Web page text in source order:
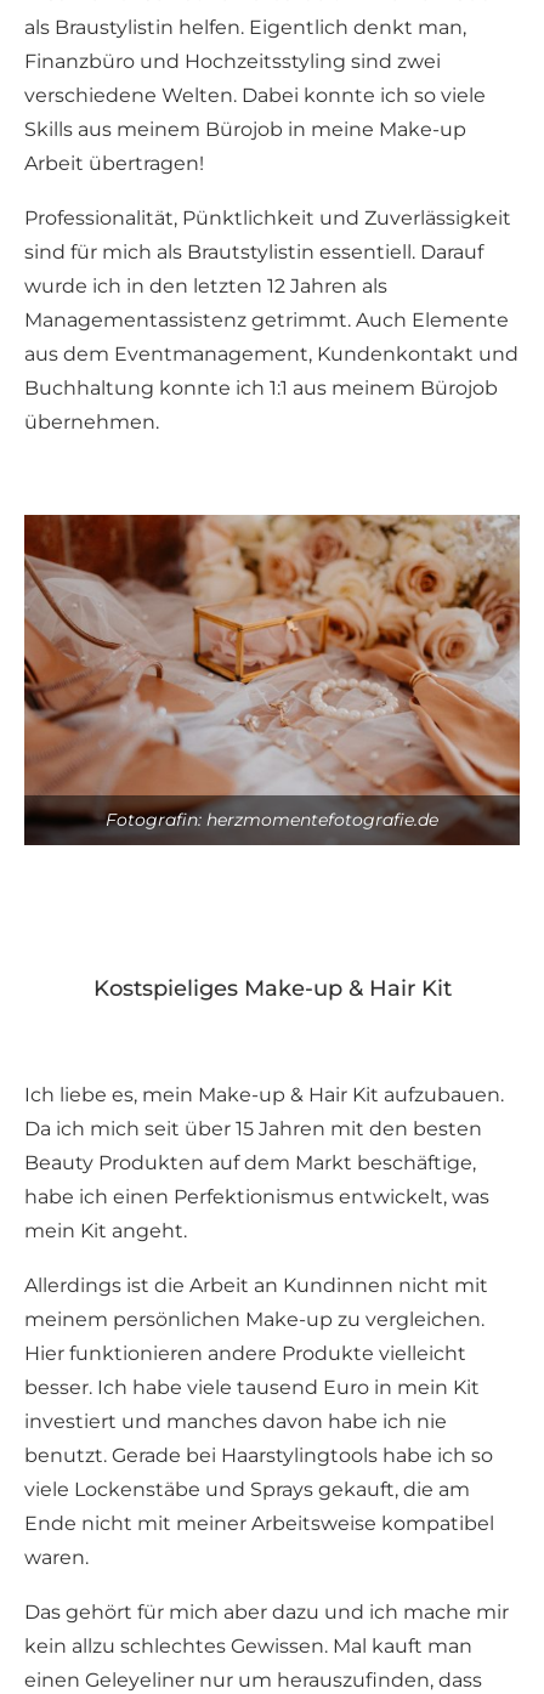
als Braustylistin helfen. Eigentlich denkt man,
Finanzbüro und Hochzeitsstyling sind zwei
verschiedene Welten. Dabei konnte ich so viele
Skills aus meinem Bürojob in meine Make-up
Arbeit übertragen!
Professionalität, Pünktlichkeit und Zuverlässigkeit
sind für mich als Brautstylistin essentiell. Darauf
wurde ich in den letzten 12 Jahren als
Managementassistenz getrimmt. Auch Elemente
aus dem Eventmanagement, Kundenkontakt und
Buchhaltung konnte ich 1:1 aus meinem Bürojob
übernehmen.
Fotografin: herzmomentefotografie.de
Kostspieliges Make-up & Hair Kit
Ich liebe es, mein Make-up & Hair Kit aufzubauen.
Da ich mich seit über 15 Jahren mit den besten
Beauty Produkten auf dem Markt beschäftige,
habe ich einen Perfektionismus entwickelt, was
mein Kit angeht.
Allerdings ist die Arbeit an Kundinnen nicht mit
meinem persönlichen Make-up zu vergleichen.
Hier funktionieren andere Produkte vielleicht
besser. Ich habe viele tausend Euro in mein Kit
investiert und manches davon habe ich nie
benutzt. Gerade bei Haarstylingtools habe ich so
viele Lockenstäbe und Sprays gekauft, die am
Ende nicht mit meiner Arbeitsweise kompatibel
waren.
Das gehört für mich aber dazu und ich mache mir
kein allzu schlechtes Gewissen. Mal kauft man
einen Geleyeliner nur um herauszufinden, dass